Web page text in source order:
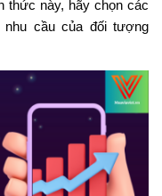
thức này, hãy chọn các
cầu của đối tượng